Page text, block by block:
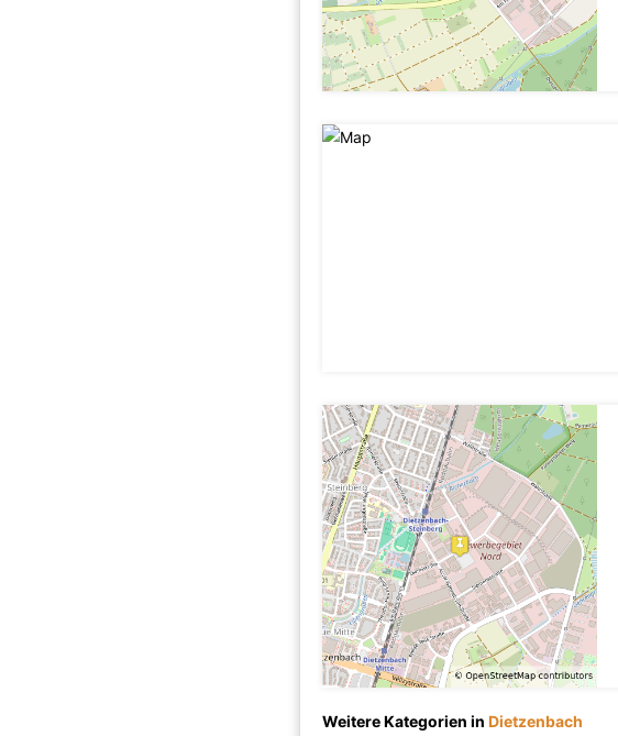
Weitere Kategorien in Dietzenbach